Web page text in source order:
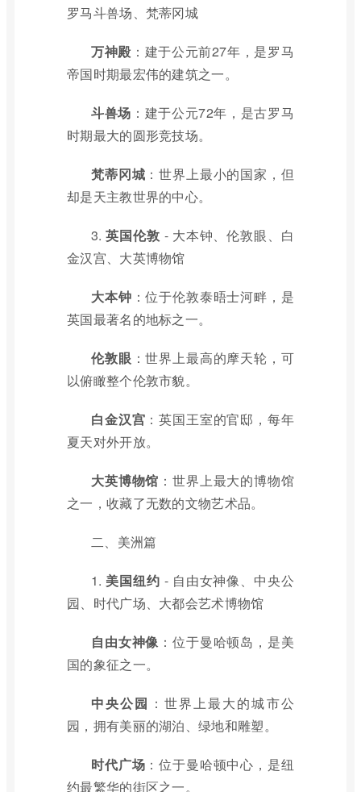
罗马斗兽场、梵蒂冈城
万神殿 ：建于公元前27年，是罗马
帝国时期最宏伟的建筑之一。
斗兽场 ：建于公元72年，是古罗马
时期最大的圆形竞技场。
梵蒂冈城 ：世界上最小的国家，但
却是天主教世界的中心。
3.英国伦敦 - 大本钟、伦敦眼、白
金汉宫、大英博物馆
大本钟 ：位于伦敦泰晤士河畔，是
英国最著名的地标之一。
伦敦眼 ：世界上最高的摩天轮，可
以俯瞰整个伦敦市貌。
白金汉宫 ：英国王室的官邸，每年
夏天对外开放。
大英博物馆 ：世界上最大的博物馆
之一，收藏了无数的文物艺术品。
二、美洲篇
1. 美国纽约 - 自由女神像、中央公
园、时代广场、大都会艺术博物馆
自由女神像 ：位于曼哈顿岛，是美
国的象征之一。
中央公园 ：世界上最大的城市公
园，拥有美丽的湖泊、绿地和雕塑。
时代广场 ：位于曼哈顿中心，是纽
约最繁华的街区之一。